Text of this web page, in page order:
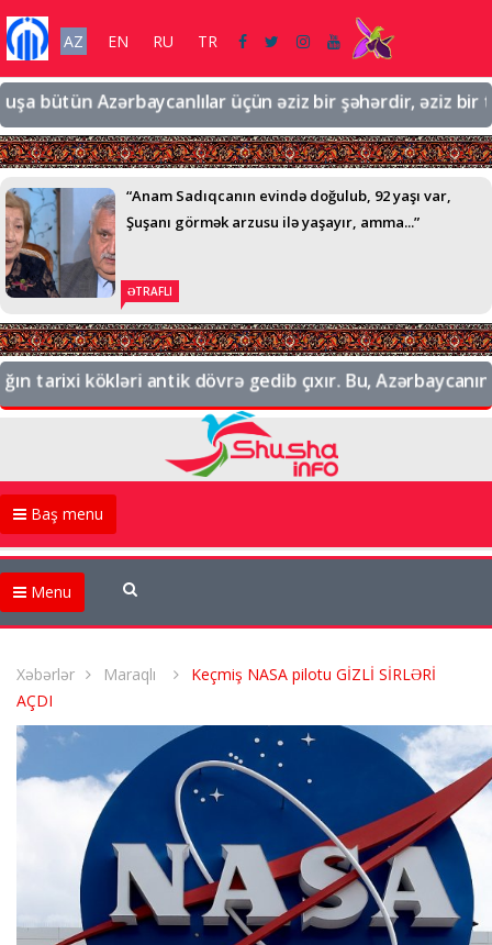
AZ EN RU TR
bütün Azərbaycanlılar üçün əziz bir şəhərdir, əziz bir
“Anam Sadıqcanın evində doğulub, 92 yaşı var,
Şuşanı görmək arzusu ilə yaşayır, amma...”
ƏTRAFLI
tarixi kökləri antik dövrə gedib çıxır. Bu, Azərbaycanın
Baş menu
Menu
Xəbərlər Maraqlı
Keçmiş NASA pilotu GİZLİ SİRLƏRİ
AÇDI